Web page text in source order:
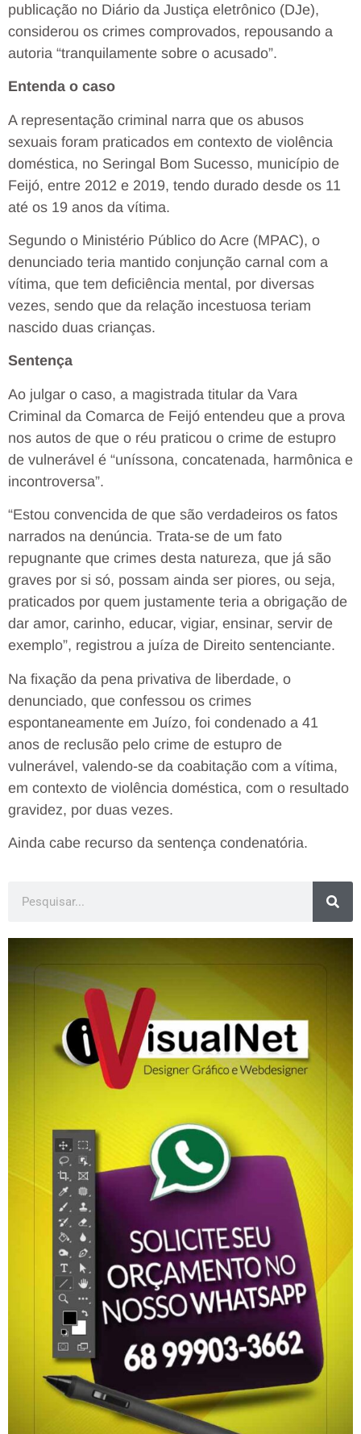
publicação no Diário da Justiça eletrônico (DJe),
considerou os crimes comprovados, repousando a
autoria “tranquilamente sobre o acusado”.
Entenda o caso
A representação criminal narra que os abusos
sexuais foram praticados em contexto de violência
doméstica, no Seringal Bom Sucesso, município de
Feijó, entre 2012 e 2019, tendo durado desde os 11
até os 19 anos da vítima.
Segundo o Ministério Público do Acre (MPAC), o
denunciado teria mantido conjunção carnal com a
vítima, que tem deficiência mental, por diversas
vezes, sendo que da relação incestuosa teriam
nascido duas crianças.
Sentença
Ao julgar o caso, a magistrada titular da Vara
Criminal da Comarca de Feijó entendeu que a prova
nos autos de que o réu praticou o crime de estupro
de vulnerável é “uníssona, concatenada, harmônica e
incontroversa”.
“Estou convencida de que são verdadeiros os fatos
narrados na denúncia. Trata-se de um fato
repugnante que crimes desta natureza, que já são
graves por si só, possam ainda ser piores, ou seja,
praticados por quem justamente teria a obrigação de
dar amor, carinho, educar, vigiar, ensinar, servir de
exemplo”, registrou a juíza de Direito sentenciante.
Na fixação da pena privativa de liberdade, o
denunciado, que confessou os crimes
espontaneamente em Juízo, foi condenado a 41
anos de reclusão pelo crime de estupro de
vulnerável, valendo-se da coabitação com a vítima,
em contexto de violência doméstica, com o resultado
gravidez, por duas vezes.
Ainda cabe recurso da sentença condenatória.